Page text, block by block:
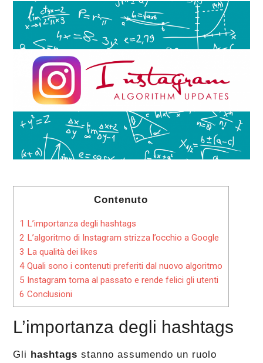
Contenuto
1 L’importanza degli hashtags
2 L’algoritmo di Instagram strizza l’occhio a Google
3 La qualità dei likes
4 Quali sono i contenuti preferiti dal nuovo algoritmo
5 Instagram torna al passato e rende felici gli utenti
6 Conclusioni
L’importanza degli hashtags
Gli hashtags stanno assumendo un ruolo